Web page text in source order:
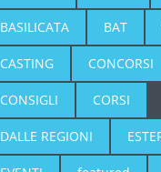
BASILICATA BAT
CASTING CONCORSI
CONSIGLI CORSI
DALLE REGIONI